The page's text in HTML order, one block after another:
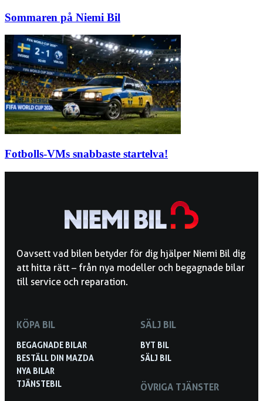
Sommaren på Niemi Bil
Fotbolls-VMs snabbaste startelva!
Oavsett vad bilen betyder för dig hjälper Niemi Bil dig
att hitta rätt – från nya modeller och begagnade bilar
till service och reparation.
KÖPA BIL
BEGAGNADE BILAR
BESTÄLL DIN MAZDA
NYA BILAR
TJÄNSTEBIL
SÄLJ BIL
BYT BIL
SÄLJ BIL
ÖVRIGA TJÄNSTER